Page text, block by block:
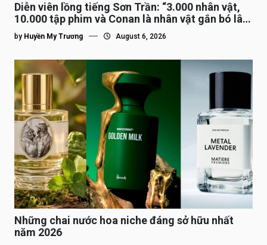
Diễn viên lồng tiếng Sơn Trần: “3.000 nhân vật,
10.000 tập phim và Conan là nhân vật gắn bó lâu
nhất”
by Huyền My Trương August 6, 2026
Những chai nước hoa niche đáng sở hữu nhất
năm 2026